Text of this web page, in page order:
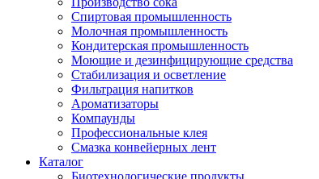
Спиртовая промышленность
Молочная промышленность
Кондитерская промышленность
Моющие и дезинфицирующие средства
Стабилизация и осветление
Фильтрация напитков
Ароматизаторы
Компаунды
Профессиональные клея
Смазка конвейерных лент
Каталог
Биотехнологические продукты